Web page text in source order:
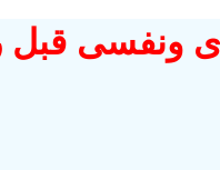
ونفسى قبل